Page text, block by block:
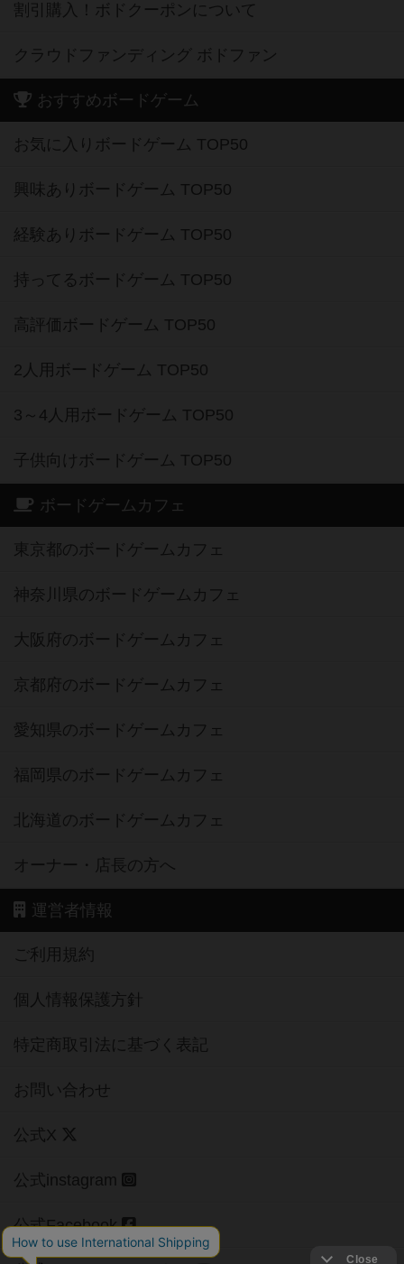
割引購入！ボドクーポンについて
クラウドファンディング ボドファン
おすすめボードゲーム
お気に入りボードゲーム TOP50
興味ありボードゲーム TOP50
経験ありボードゲーム TOP50
持ってるボードゲーム TOP50
高評価ボードゲーム TOP50
2人用ボードゲーム TOP50
3～4人用ボードゲーム TOP50
子供向けボードゲーム TOP50
ボードゲームカフェ
東京都のボードゲームカフェ
神奈川県のボードゲームカフェ
大阪府のボードゲームカフェ
京都府のボードゲームカフェ
愛知県のボードゲームカフェ
福岡県のボードゲームカフェ
北海道のボードゲームカフェ
オーナー・店長の方へ
運営者情報
ご利用規約
個人情報保護方針
特定商取引法に基づく表記
お問い合わせ
公式X
公式instagram
公式Facebook